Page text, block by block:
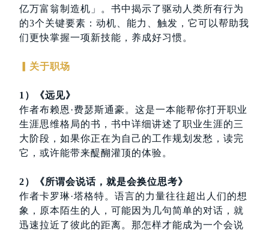
亿万富翁制造机」。书中揭示了驱动人类所有行为
的3个关键要素：动机、能力、触发，它可以帮助我
们更快掌握一项新技能，养成好习惯。
▎关于职场
1）《远见》
作者布赖恩·费瑟斯通豪。这是一本能帮你打开职业
生涯思维格局的书，书中详细讲述了职业生涯的三
大阶段，如果你正在为自己的工作规划发愁，读完
它，或许能带来醍醐灌顶的体验。
2）《所谓会说话，就是会换位思考》
作者卡罗琳·塔格特。语言的力量往往超出人们的想
象，原本陌生的人，可能因为几句简单的对话，就
迅速拉近了彼此的距离。那怎样才能成为一个会说